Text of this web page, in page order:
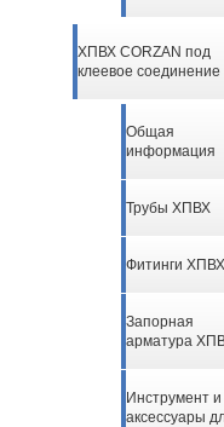
ХПВХ CORZAN под
клеевое соединение
Общая
информация
Трубы ХПВХ
Фитинги ХПВХ
Запорная
арматура
Инструмент и
аксессуары